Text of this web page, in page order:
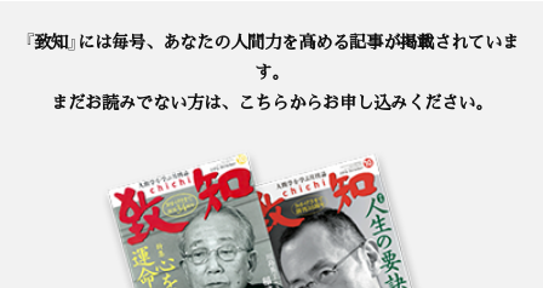
『致知』には毎号、あなたの人間力を高める記事が掲載されていま
す。
まだお読みでない方は、こちらからお申し込みください。